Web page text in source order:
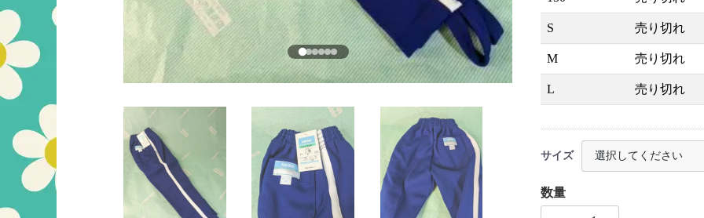
S 売り切れ
M 売り切れ
L 売り切れ
サイズ
数量